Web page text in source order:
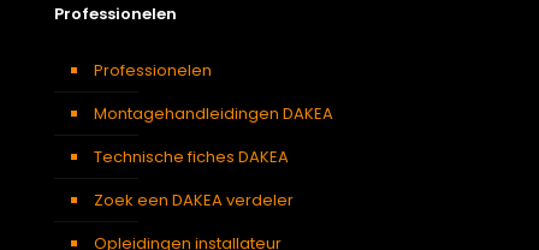
Professionelen
Professionelen
Montagehandleidingen DAKEA
Technische fiches DAKEA
Zoek een DAKEA verdeler
Opleidingen installateur